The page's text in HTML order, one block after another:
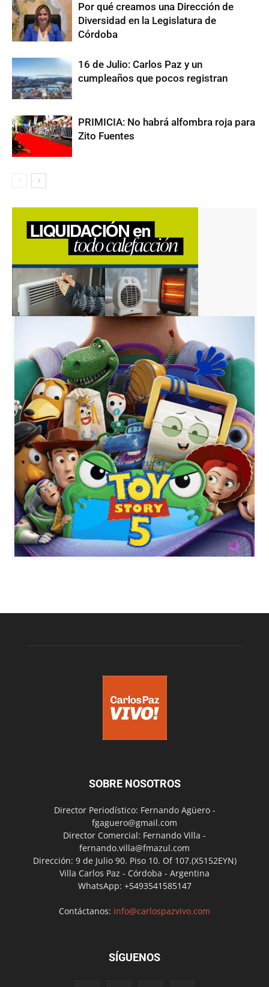
Por qué creamos una Dirección de
Diversidad en la Legislatura de
Córdoba
16 de Julio: Carlos Paz y un
cumpleaños que pocos registran
PRIMICIA: No habrá alfombra roja para
Zito Fuentes
SOBRE NOSOTROS
Director Periodístico: Fernando Agüero -
fgaguero@gmail.com
Director Comercial: Fernando Villa -
fernando.villa@fmazul.com
Dirección: 9 de Julio 90. Piso 10. Of 107.(X5152EYN)
Villa Carlos Paz - Córdoba - Argentina
WhatsApp: +5493541585147
Contáctanos: info@carlospazvivo.com
SÍGUENOS